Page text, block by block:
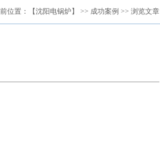
位置： 【沈阳电锅炉】 >> 成功案例 >> 浏览文章